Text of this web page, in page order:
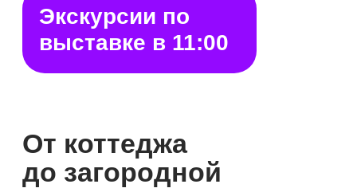
13 домов
с ремонтом и мебелью